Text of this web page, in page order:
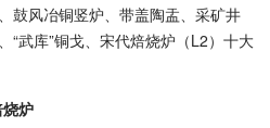
鼓风冶铜竖炉、带盖陶盂、采矿井
“武库”铜戈、宋代焙烧炉（L2）十大
炉